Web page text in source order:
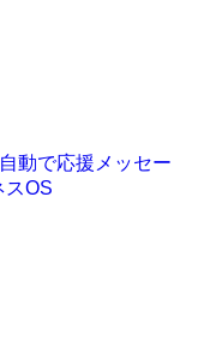
動で応援メッセー
スOS